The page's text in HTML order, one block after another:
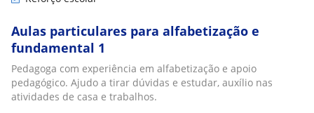
Aulas particulares para alfabetização e
fundamental 1
Pedagoga com experiência em alfabetização e apoio
pedagógico. Ajudo a tirar dúvidas e estudar, auxílio nas
atividades de casa e trabalhos.